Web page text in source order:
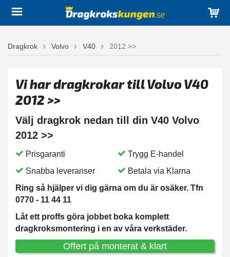
Dragkrok Volvo V40 2012 >>
Vi har dragkrokar till Volvo V40
2012 >>
Välj dragkrok nedan till din V40 Volvo
2012 >>
Prisgaranti
Trygg E-handel
Snabba leveranser
Betala via Klarna
Ring så hjälper vi dig gärna om du är osäker. Tfn
0770 - 11 44 11
Låt ett proffs göra jobbet boka komplett
dragkroksmontering i en av våra verkstäder.
Offert på monterat & klart